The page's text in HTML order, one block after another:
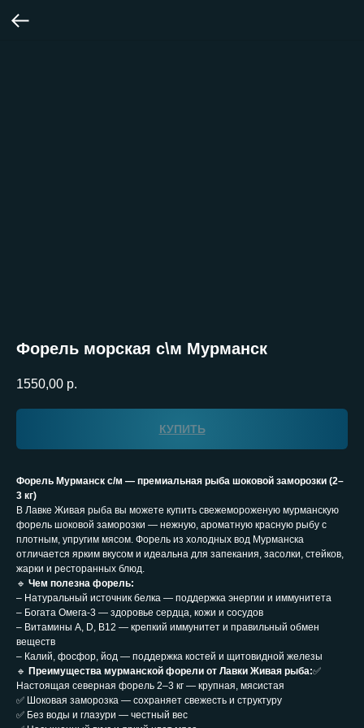
Форель морская с\м Мурманск
1550,00 р.
КУПИТЬ
Форель Мурманск с/м — премиальная рыба шоковой заморозки (2–
3 кг)
В Лавке Живая рыба вы можете купить свежемороженую мурманскую
форель шоковой заморозки — нежную, ароматную красную рыбу с
плотным, упругим мясом. Форель из холодных вод Мурманска
отличается ярким вкусом и идеальна для запекания, засолки, стейков,
жарки и ресторанных блюд.
🔹 Чем полезна форель:
– Натуральный источник белка — поддержка энергии и иммунитета
– Богата Омега-3 — здоровье сердца, кожи и сосудов
– Витамины A, D, B12 — крепкий иммунитет и правильный обмен
веществ
– Калий, фосфор, йод — поддержка костей и щитовидной железы
🔹 Преимущества мурманской форели от Лавки Живая рыба:✅
Настоящая северная форель 2–3 кг — крупная, мясистая
✅ Шоковая заморозка — сохраняет свежесть и структуру
✅ Без воды и глазури — честный вес